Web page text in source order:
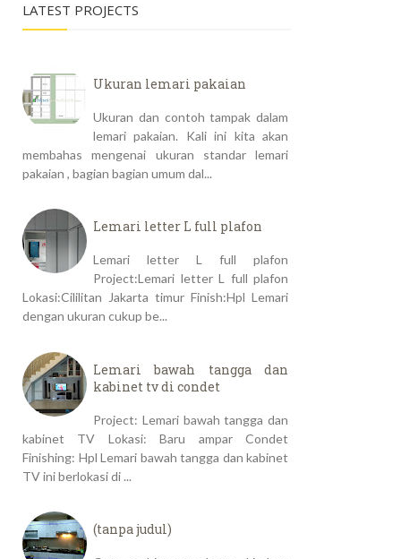
LATEST PROJECTS
Ukuran lemari pakaian
Ukuran dan contoh tampak dalam
lemari pakaian. Kali ini kita akan
membahas mengenai ukuran standar lemari
pakaian , bagian bagian umum dal...
Lemari letter L full plafon
Lemari letter L full plafon
Project:Lemari letter L full plafon
Lokasi:Cililitan Jakarta timur Finish:Hpl Lemari
dengan ukuran cukup be...
Lemari bawah tangga dan
kabinet tv di condet
Project: Lemari bawah tangga dan
kabinet TV Lokasi: Baru ampar Condet
Finishing: Hpl Lemari bawah tangga dan kabinet
TV ini berlokasi di ...
(tanpa judul)